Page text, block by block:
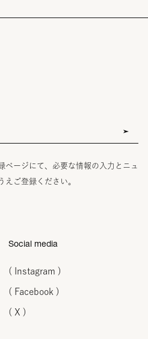
ページにて、必要な情報の入力とニュ
えご登録ください。
Social media
( Instagram )
( Facebook )
( X )